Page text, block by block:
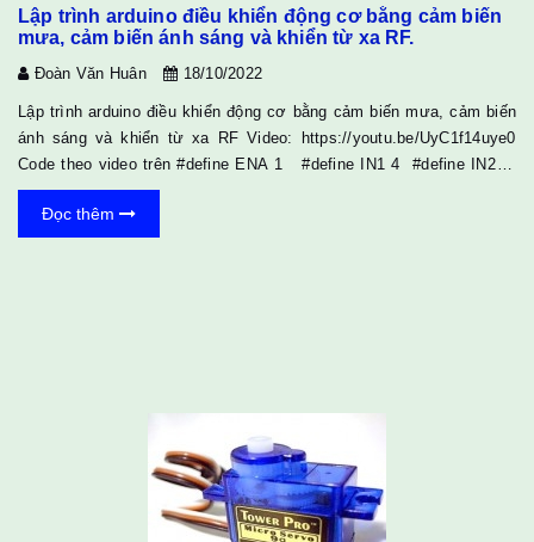
Lập trình arduino điều khiển động cơ bằng cảm biến
mưa, cảm biến ánh sáng và khiển từ xa RF.
Đoàn Văn Huân 18/10/2022
Lập trình arduino điều khiển động cơ bằng cảm biến mưa, cảm biến
ánh sáng và khiển từ xa RF Video: https://youtu.be/UyC1f14uye0
Code theo video trên #define ENA 1 #define IN1 4 #define IN2 5
#define ENB 2 #define IN3 6 #define IN4 7 int button1 = 10; int
button2 = 11; int button3 = 12; void setup() { Serial.begin(9600);
pinMode(ENA, OUTPUT); pinMode(IN1, OUTPUT); pinMode(IN2,
Đọc thêm